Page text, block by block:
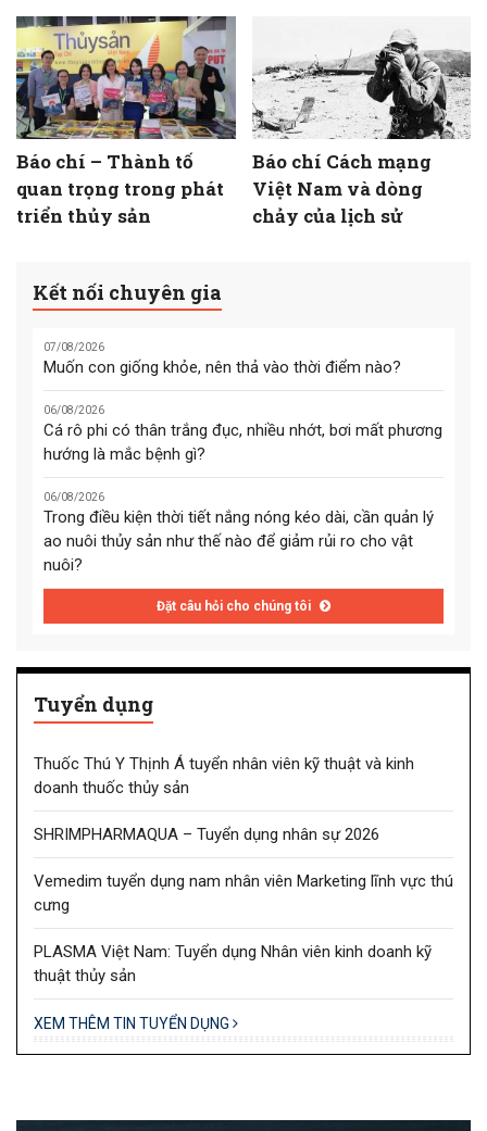
Báo chí – Thành tố
quan trọng trong phát
triển thủy sản
Báo chí Cách mạng
Việt Nam và dòng
chảy của lịch sử
Kết nối chuyên gia
07/08/2026
Muốn con giống khỏe, nên thả vào thời điểm nào?
06/08/2026
Cá rô phi có thân trắng đục, nhiều nhớt, bơi mất phương
hướng là mắc bệnh gì?
06/08/2026
Trong điều kiện thời tiết nắng nóng kéo dài, cần quản lý
ao nuôi thủy sản như thế nào để giảm rủi ro cho vật
nuôi?
Đặt câu hỏi cho chúng tôi
Tuyển dụng
Thuốc Thú Y Thịnh Á tuyển nhân viên kỹ thuật và kinh
doanh thuốc thủy sản
SHRIMPHARMAQUA – Tuyển dụng nhân sự 2026
Vemedim tuyển dụng nam nhân viên Marketing lĩnh vực thú
cưng
PLASMA Việt Nam: Tuyển dụng Nhân viên kinh doanh kỹ
thuật thủy sản
XEM THÊM TIN TUYỂN DỤNG